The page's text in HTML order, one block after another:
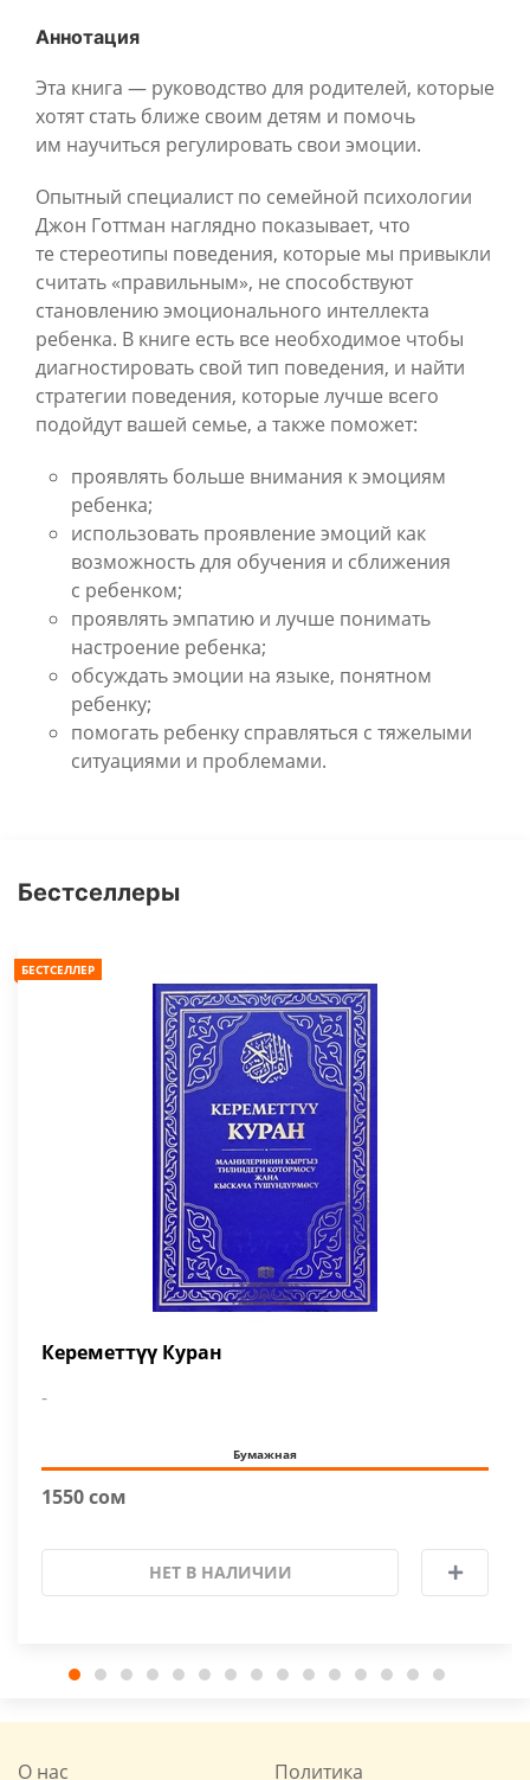
Аннотация
Эта книга — руководство для родителей, которые
хотят стать ближе своим детям и помочь
им научиться регулировать свои эмоции.
Опытный специалист по семейной психологии
Джон Готтман наглядно показывает, что
те стереотипы поведения, которые мы привыкли
считать «правильным», не способствуют
становлению эмоционального интеллекта
ребенка. В книге есть все необходимое чтобы
диагностировать свой тип поведения, и найти
стратегии поведения, которые лучше всего
подойдут вашей семье, а также поможет:
проявлять больше внимания к эмоциям
ребенка;
использовать проявление эмоций как
возможность для обучения и сближения
с ребенком;
проявлять эмпатию и лучше понимать
настроение ребенка;
обсуждать эмоции на языке, понятном
ребенку;
помогать ребенку справляться с тяжелыми
ситуациями и проблемами.
Бестселлеры
БЕСТСЕЛЛЕР
Кереметтүү Куран
-
Бумажная
1550 сом
НЕТ В НАЛИЧИИ
О нас Политика